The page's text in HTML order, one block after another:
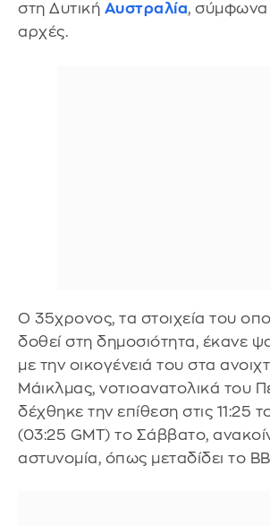
στη Δυτική Αυστραλία, σύμφωνα
αρχές.
Ο 35χρονος, τα στοιχεία του
δοθεί στη δημοσιότητα, έκανε
με την οικογένειά του στα
Μάικλμας, νοτιοανατολικά του
δέχθηκε την επίθεση στις 11:25
(03:25 GMT) το Σάββατο,
αστυνομία, όπως μεταδίδει το